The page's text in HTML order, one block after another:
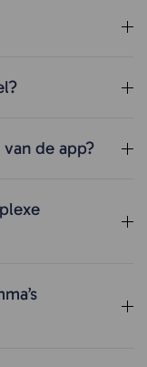
de app?